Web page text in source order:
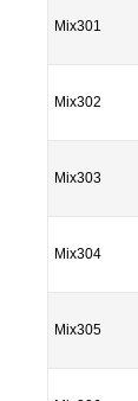
Mix301
Mix302
Mix303
Mix304
Mix305